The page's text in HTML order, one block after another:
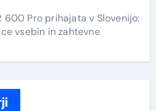
600 Pro prihajata v Slovenijo:
vsebin in zahtevne